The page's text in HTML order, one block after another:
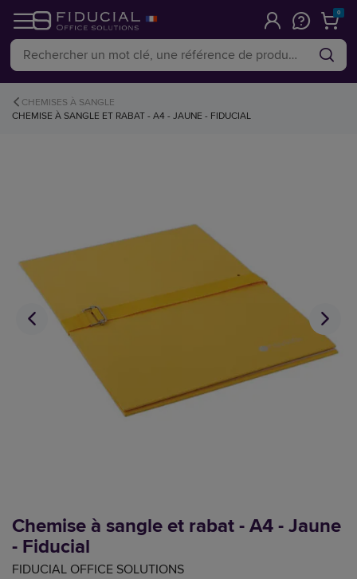
0
CHEMISES À SANGLE
CHEMISE À SANGLE ET RABAT - A4 - JAUNE - FIDUCIAL
Chemise à sangle et rabat - A4 - Jaune
- Fiducial
FIDUCIAL OFFICE SOLUTIONS